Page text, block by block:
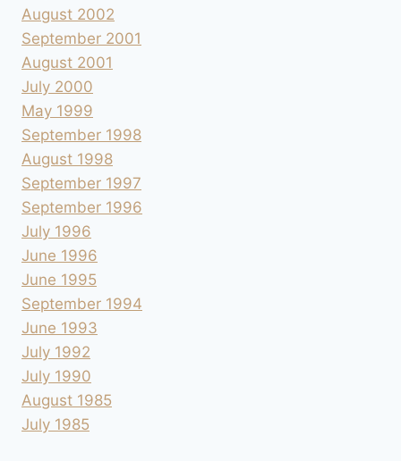
August 2002
September 2001
August 2001
July 2000
May 1999
September 1998
August 1998
September 1997
September 1996
July 1996
June 1996
June 1995
September 1994
June 1993
July 1992
July 1990
August 1985
July 1985